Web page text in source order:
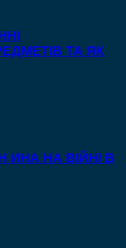
ТА ЯК
ИНА НА ВІЙНІ В